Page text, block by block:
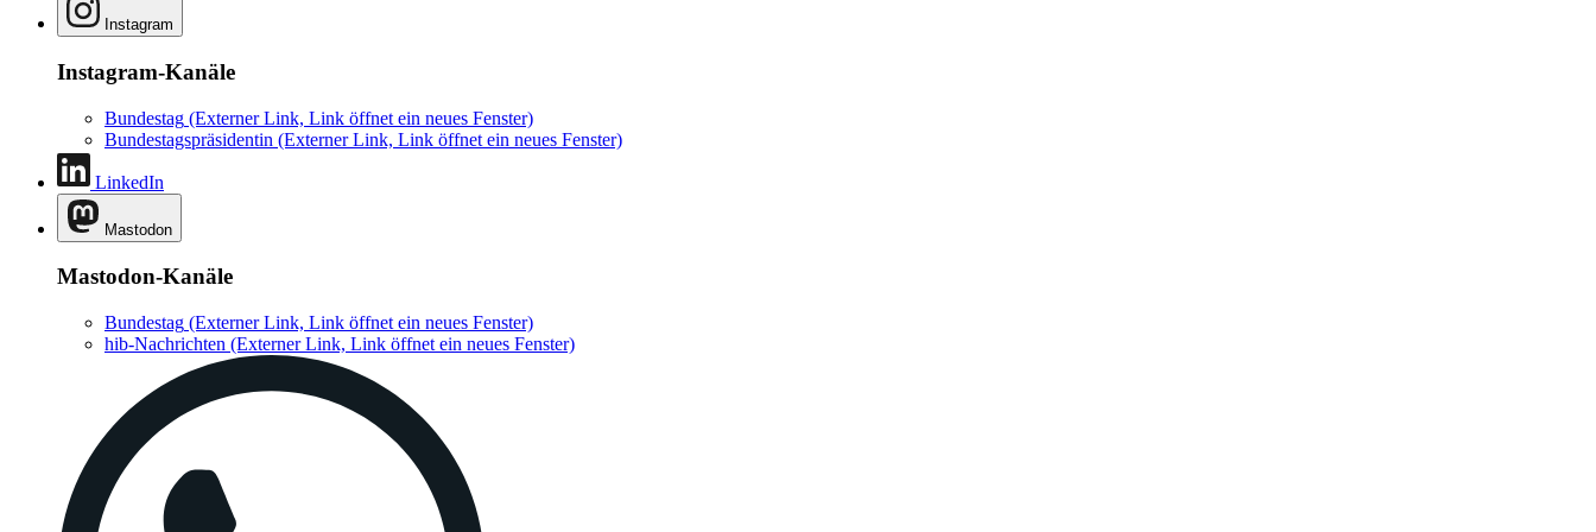
Instagram
Instagram-Kanäle
Bundestag (Externer Link, Link öffnet ein neues Fenster)
Bundestagspräsidentin (Externer Link, Link öffnet ein neues Fenster)
LinkedIn
Mastodon
Mastodon-Kanäle
Bundestag (Externer Link, Link öffnet ein neues Fenster)
hib-Nachrichten (Externer Link, Link öffnet ein neues Fenster)